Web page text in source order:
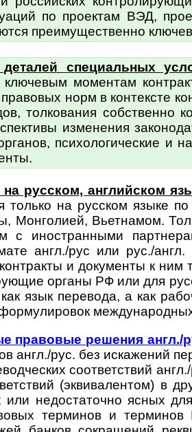
по проектам ВЭД,
пре­иму­щест­вен­но
деталей специальных
ключевым моментам
правовых норм в контексте
толкования собственно
изменения
психоло­гические и
на русском, английском
только на русском языке
Монголией, Вьетнамом.
с ино­стран­ными
англ./рус или рус./
и документы к
органы РФ или для
язык перевода, а как
правовые решения англ./
англ./рус. без искажений
соответствий
(эквивалентом) в
или недоста­точно ясных
терминов и